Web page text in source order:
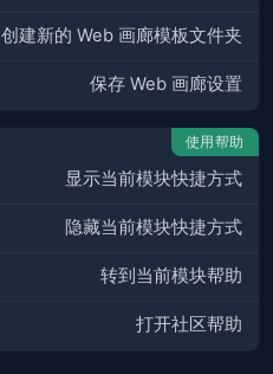
创建新的 Web 画廊模板文件夹
保存 Web 画廊设置
使用帮助
显示当前模块快捷方式
隐藏当前模块快捷方式
转到当前模块帮助
打开社区帮助